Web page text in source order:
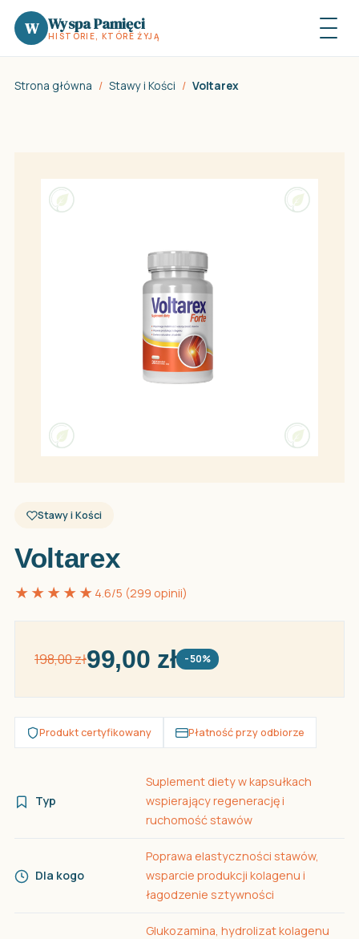
W Wyspa Pamięci
HISTORIE, KTÓRE ŻYJĄ
Strona główna / Stawy i Kości / Voltarex
Stawy i Kości
Voltarex
★★★★★ 4.6/5 (299 opinii)
198,00 zł99,00 zł -50%
Produkt certyfikowany Płatność przy odbiorze
Typ
Suplement diety w kapsułkach
wspierający regenerację i
ruchomość stawów
Dla kogo
Poprawa elastyczności stawów,
wsparcie produkcji kolagenu i
łagodzenie sztywności
Glukozamina, hydrolizat kolagenu